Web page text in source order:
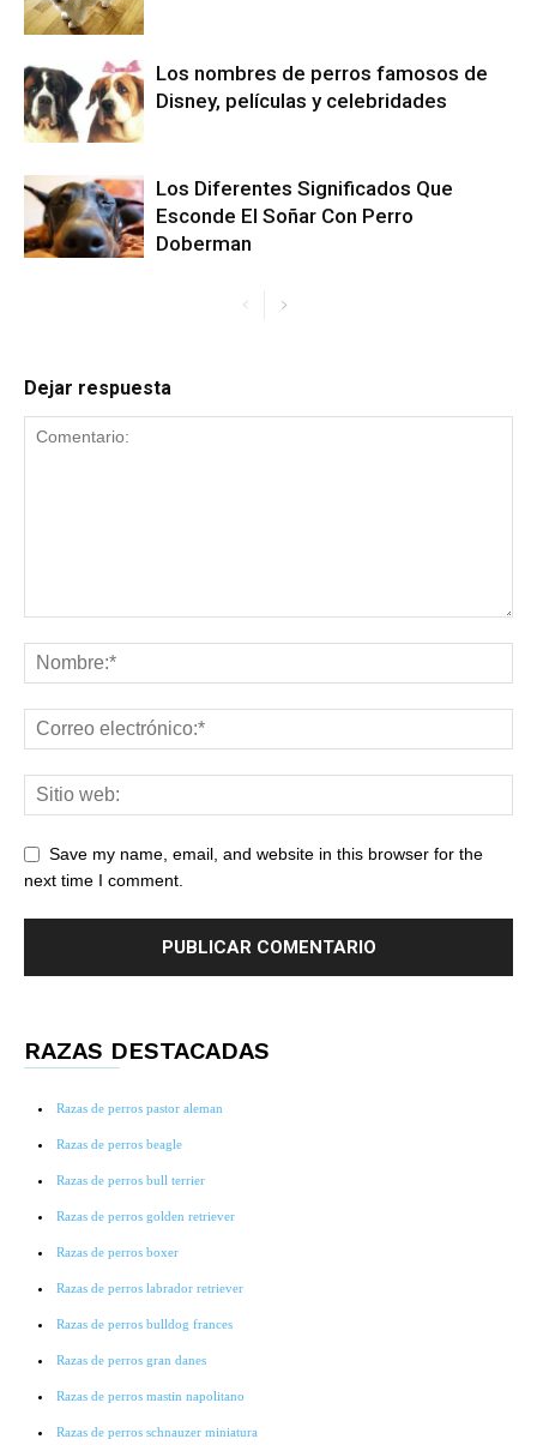
Los nombres de perros famosos de
Disney, películas y celebridades
Los Diferentes Significados Que
Esconde El Soñar Con Perro
Doberman
Dejar respuesta
Save my name, email, and website in this browser for the
next time I comment.
RAZAS DESTACADAS
Razas de perros pastor aleman
Razas de perros beagle
Razas de perros bull terrier
Razas de perros golden retriever
Razas de perros boxer
Razas de perros labrador retriever
Razas de perros bulldog frances
Razas de perros gran danes
Razas de perros mastin napolitano
Razas de perros schnauzer miniatura